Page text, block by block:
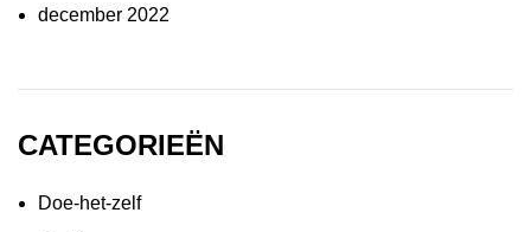
december 2022
CATEGORIEËN
Doe-het-zelf